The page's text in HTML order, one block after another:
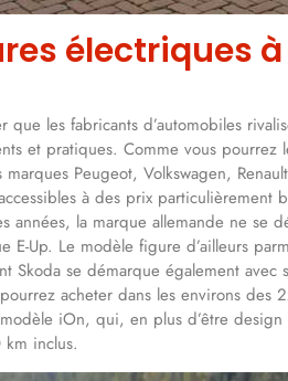
électriques
que les fabricants d’automobiles
et pratiques. Comme vous pourrez
Peugeot, Volkswagen,
à des prix particulièrement
années, la marque allemande ne se
E-Up. Le modèle figure d’ailleurs
Skoda se démarque également
acheter dans les environs des
modèle iOn, qui, en plus d’être
inclus.